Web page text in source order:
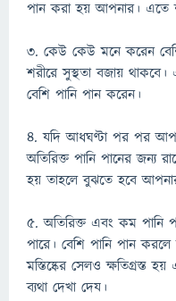
পান করা হয় আপনার। এতে
৩. কেউ কেউ মনে করেন
শরীরে সুস্থতা বজায়
বেশি পানি পান করেন।
৪. যদি আধঘণ্টা পর পর
অতিরিক্ত পানি পানের জন্য
হয় তাহলে বুঝতে হবে
৫. অতিরিক্ত এবং কম পানি
পারে। বেশি পানি পান
মস্তিষ্কের সেলও ক্ষতিগ্রস্ত
ব্যথা দেখা দেয।